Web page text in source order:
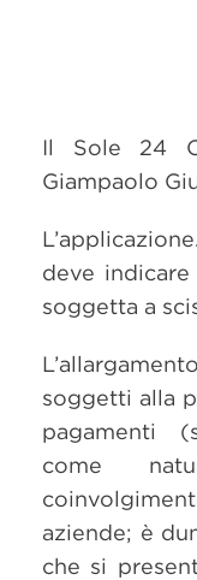
Il Sole 24
Giampaolo
deve
soggetta a
soggetti alla
pagamenti
come
aziende; è
che si